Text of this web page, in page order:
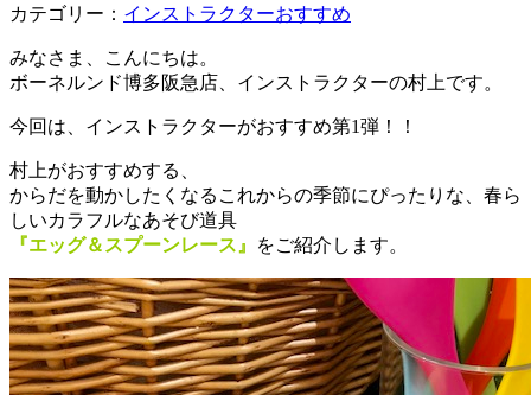
カテゴリー： インストラクターおすすめ
みなさま、こんにちは。
ボーネルンド博多阪急店、インストラクターの村上です。
今回は、インストラクターがおすすめ第1弾！！
村上がおすすめする、
からだを動かしたくなるこれからの季節にぴったりな、春ら
しいカラフルなあそび道具
『エッグ＆スプーンレース』
をご紹介します。